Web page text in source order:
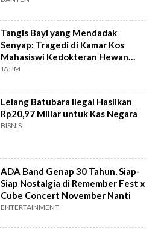
Tangis Bayi yang Mendadak
Senyap: Tragedi di Kamar Kos
Mahasiswi Kedokteran Hewan
Surabaya
JATIM
Lelang Batubara Ilegal Hasilkan
Rp20,97 Miliar untuk Kas Negara
BISNIS
ADA Band Genap 30 Tahun, Siap-
Siap Nostalgia di Remember Fest x
Cube Concert November Nanti
ENTERTAINMENT